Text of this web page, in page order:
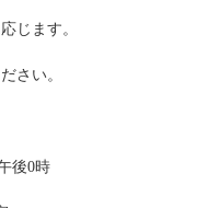
じます。
さい。
後0時